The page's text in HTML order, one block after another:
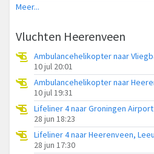
Meer...
Vluchten Heerenveen
10 jul 20:01
10 jul 19:31
Lifeliner 4 naar Groningen
28 jun 18:23
28 jun 17:30